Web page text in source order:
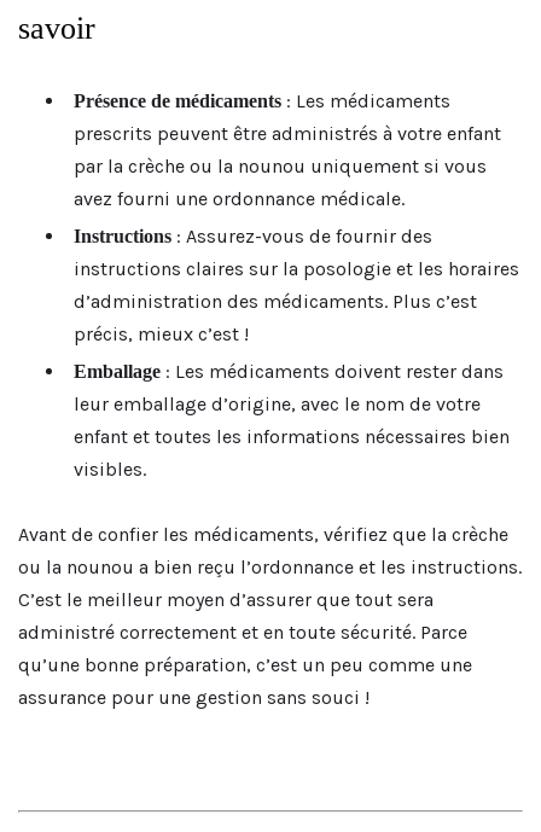
savoir
Présence de médicaments : Les médicaments
prescrits peuvent être administrés à votre enfant
par la crèche ou la nounou uniquement si vous
avez fourni une ordonnance médicale.
Instructions : Assurez-vous de fournir des
instructions claires sur la posologie et les horaires
d’administration des médicaments. Plus c’est
précis, mieux c’est !
Emballage : Les médicaments doivent rester dans
leur emballage d’origine, avec le nom de votre
enfant et toutes les informations nécessaires bien
visibles.
Avant de confier les médicaments, vérifiez que la crèche
ou la nounou a bien reçu l’ordonnance et les instructions.
C’est le meilleur moyen d’assurer que tout sera
administré correctement et en toute sécurité. Parce
qu’une bonne préparation, c’est un peu comme une
assurance pour une gestion sans souci !